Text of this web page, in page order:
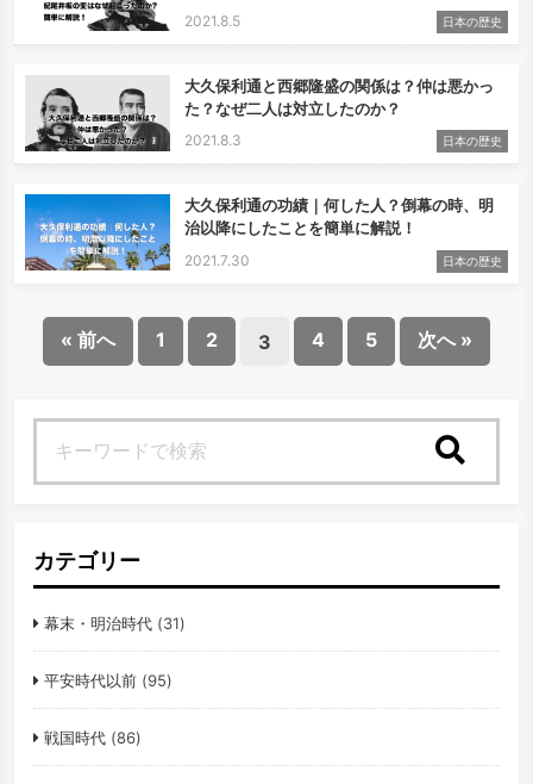
2021.8.5 日本の歴史
大久保利通と西郷隆盛の関係は？仲は悪かっ
た？なぜ二人は対立したのか？
2021.8.3 日本の歴史
大久保利通の功績｜何した人？倒幕の時、明
治以降にしたことを簡単に解説！
2021.7.30 日本の歴史
« 前へ 1 2 3 4 5 次へ »
カテゴリー
幕末・明治時代(31)
平安時代以前(95)
戦国時代(86)